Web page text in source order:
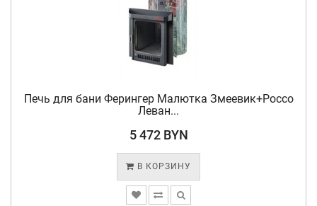
Печь для бани Ферингер Малютка Змеевик+Россо
Леван...
5 472 BYN
В КОРЗИНУ